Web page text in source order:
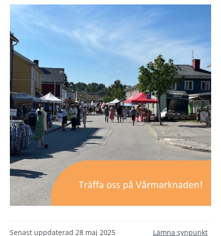
Senast uppdaterad 28 maj 2025 Lämna synpunkt